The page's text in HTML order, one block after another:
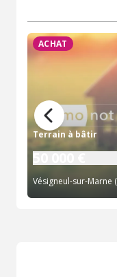
ACHAT
Terrain à bâtir
50 000 €